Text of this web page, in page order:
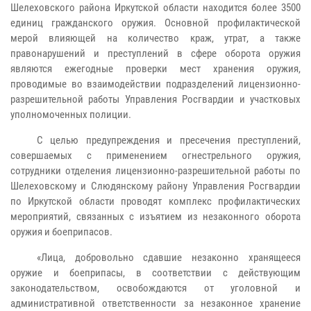
Шелеховского района Иркутской области находится более 3500
единиц гражданского оружия. Основной профилактической
мерой влияющей на количество краж, утрат, а также
правонарушений и преступлений в сфере оборота оружия
являются ежегодные проверки мест хранения оружия,
проводимые во взаимодействии подразделений лицензионно-
разрешительной работы Управления Росгвардии и участковых
уполномоченных полиции.
С целью предупреждения и пресечения преступлений,
совершаемых с применением огнестрельного оружия,
сотрудники отделения лицензионно-разрешительной работы по
Шелеховскому и Слюдянскому району Управления Росгвардии
по Иркутской области проводят комплекс профилактических
мероприятий, связанных с изъятием из незаконного оборота
оружия и боеприпасов.
«Лица, добровольно сдавшие незаконно хранящееся
оружие и боеприпасы, в соответствии с действующим
законодательством, освобождаются от уголовной и
административной ответственности за незаконное хранение